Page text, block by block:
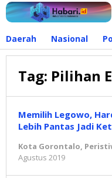
Lewati
ke
Daerah Nasional
Tag: Pilihan
Memilih Legowo,
Lebih Pantas Jadi
Kota Gorontalo,
Agustus 2019